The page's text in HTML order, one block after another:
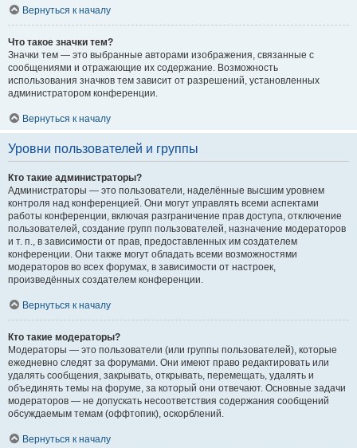
Вернуться к началу
Что такое значки тем?
Значки тем — это выбранные авторами изображения, связанные с
сообщениями и отражающие их содержание. Возможность
использования значков тем зависит от разрешений, установленных
администратором конференции.
Вернуться к началу
Уровни пользователей и группы
Кто такие администраторы?
Администраторы — это пользователи, наделённые высшим уровнем
контроля над конференцией. Они могут управлять всеми аспектами
работы конференции, включая разграничение прав доступа, отключение
пользователей, создание групп пользователей, назначение модераторов
и т. п., в зависимости от прав, предоставленных им создателем
конференции. Они также могут обладать всеми возможностями
модераторов во всех форумах, в зависимости от настроек,
произведённых создателем конференции.
Вернуться к началу
Кто такие модераторы?
Модераторы — это пользователи (или группы пользователей), которые
ежедневно следят за форумами. Они имеют право редактировать или
удалять сообщения, закрывать, открывать, перемещать, удалять и
объединять темы на форуме, за который они отвечают. Основные задачи
модераторов — не допускать несоответствия содержания сообщений
обсуждаемым темам (оффтопик), оскорблений.
Вернуться к началу